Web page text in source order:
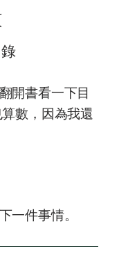
開書看一下目
數，因為我還
一件事情。